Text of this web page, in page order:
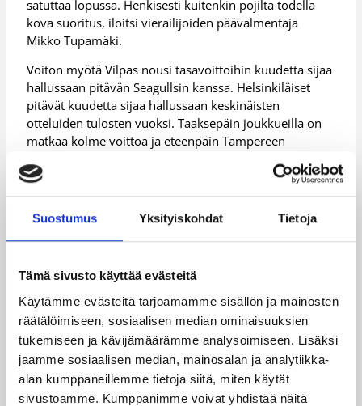
Suostumus Yksityiskohdat Tietoja
Tämä sivusto käyttää evästeitä
Käytämme evästeitä tarjoamamme sisällön ja mainosten
räätälöimiseen, sosiaalisen median ominaisuuksien
tukemiseen ja kävijämäärämme analysoimiseen. Lisäksi
jaamme sosiaalisen median, mainosalan ja analytiikka-
alan kumppaneillemme tietoja siitä, miten käytät
sivustoamme. Kumppanimme voivat yhdistää näitä
satuttaa lopussa. Henkisesti kuitenkin pojilta todella
kova suoritus, iloitsi vierailijoiden päävalmentaja
Mikko Tupamäki.
Voiton myötä Vilpas nousi tasavoittoihin kuudetta sijaa
hallussaan pitävän Seagullsin kanssa. Helsinkiläiset
pitävät kuudetta sijaa hallussaan keskinäisten
otteluiden tulosten vuoksi. Taaksepäin joukkueilla on
matkaa kolme voittoa ja eteenpäin Tampereen
Vilppaan kokoonpanosta parasta osaamistaan
kokonaissuorituksen esitellyt jenkkilaituri Monyea Pratt
(14/9/5 riistoa) ja hienoa takamiespelaamista
tuplan operoinut sentteri Terrence Watson (15/12/3
riistoa/6 torjuntaa), 15 pistettä heittänyt Timo
Heinonen sekä Watsonin tapaan tupla-tuplaan yltänyt
laituri Jason Conley (11/11/4 riistoa).
Ottelutilastot: Seagulls – Vilpas